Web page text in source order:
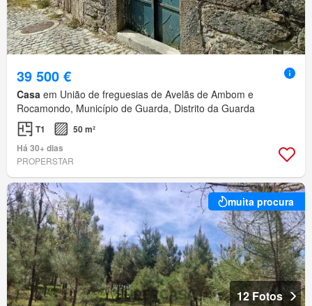
39 500 €
Casa em União de freguesias de Avelãs de Ambom e
Rocamondo, Município de Guarda, Distrito da Guarda
T1
50 m²
Há 30+ dias
PROPERSTAR
muita procura
12 Fotos